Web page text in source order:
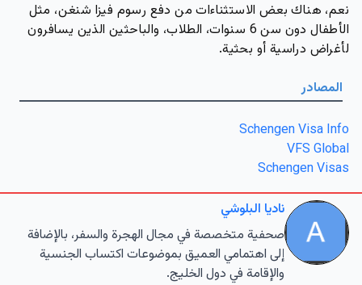
نعم، هناك بعض الاستثناءات من دفع رسوم فيزا شنغن، مثل
الأطفال دون سن 6 سنوات، الطلاب، والباحثين الذين يسافرون
لأغراض دراسية أو بحثية.
المصادر
Schengen Visa Info
VFS Global
Schengen Visas
ناديا البلوشي
صحفية متخصصة في مجال الهجرة والسفر، بالإضافة
إلى اهتمامي العميق بموضوعات اكتساب الجنسية
والإقامة في دول الخليج.